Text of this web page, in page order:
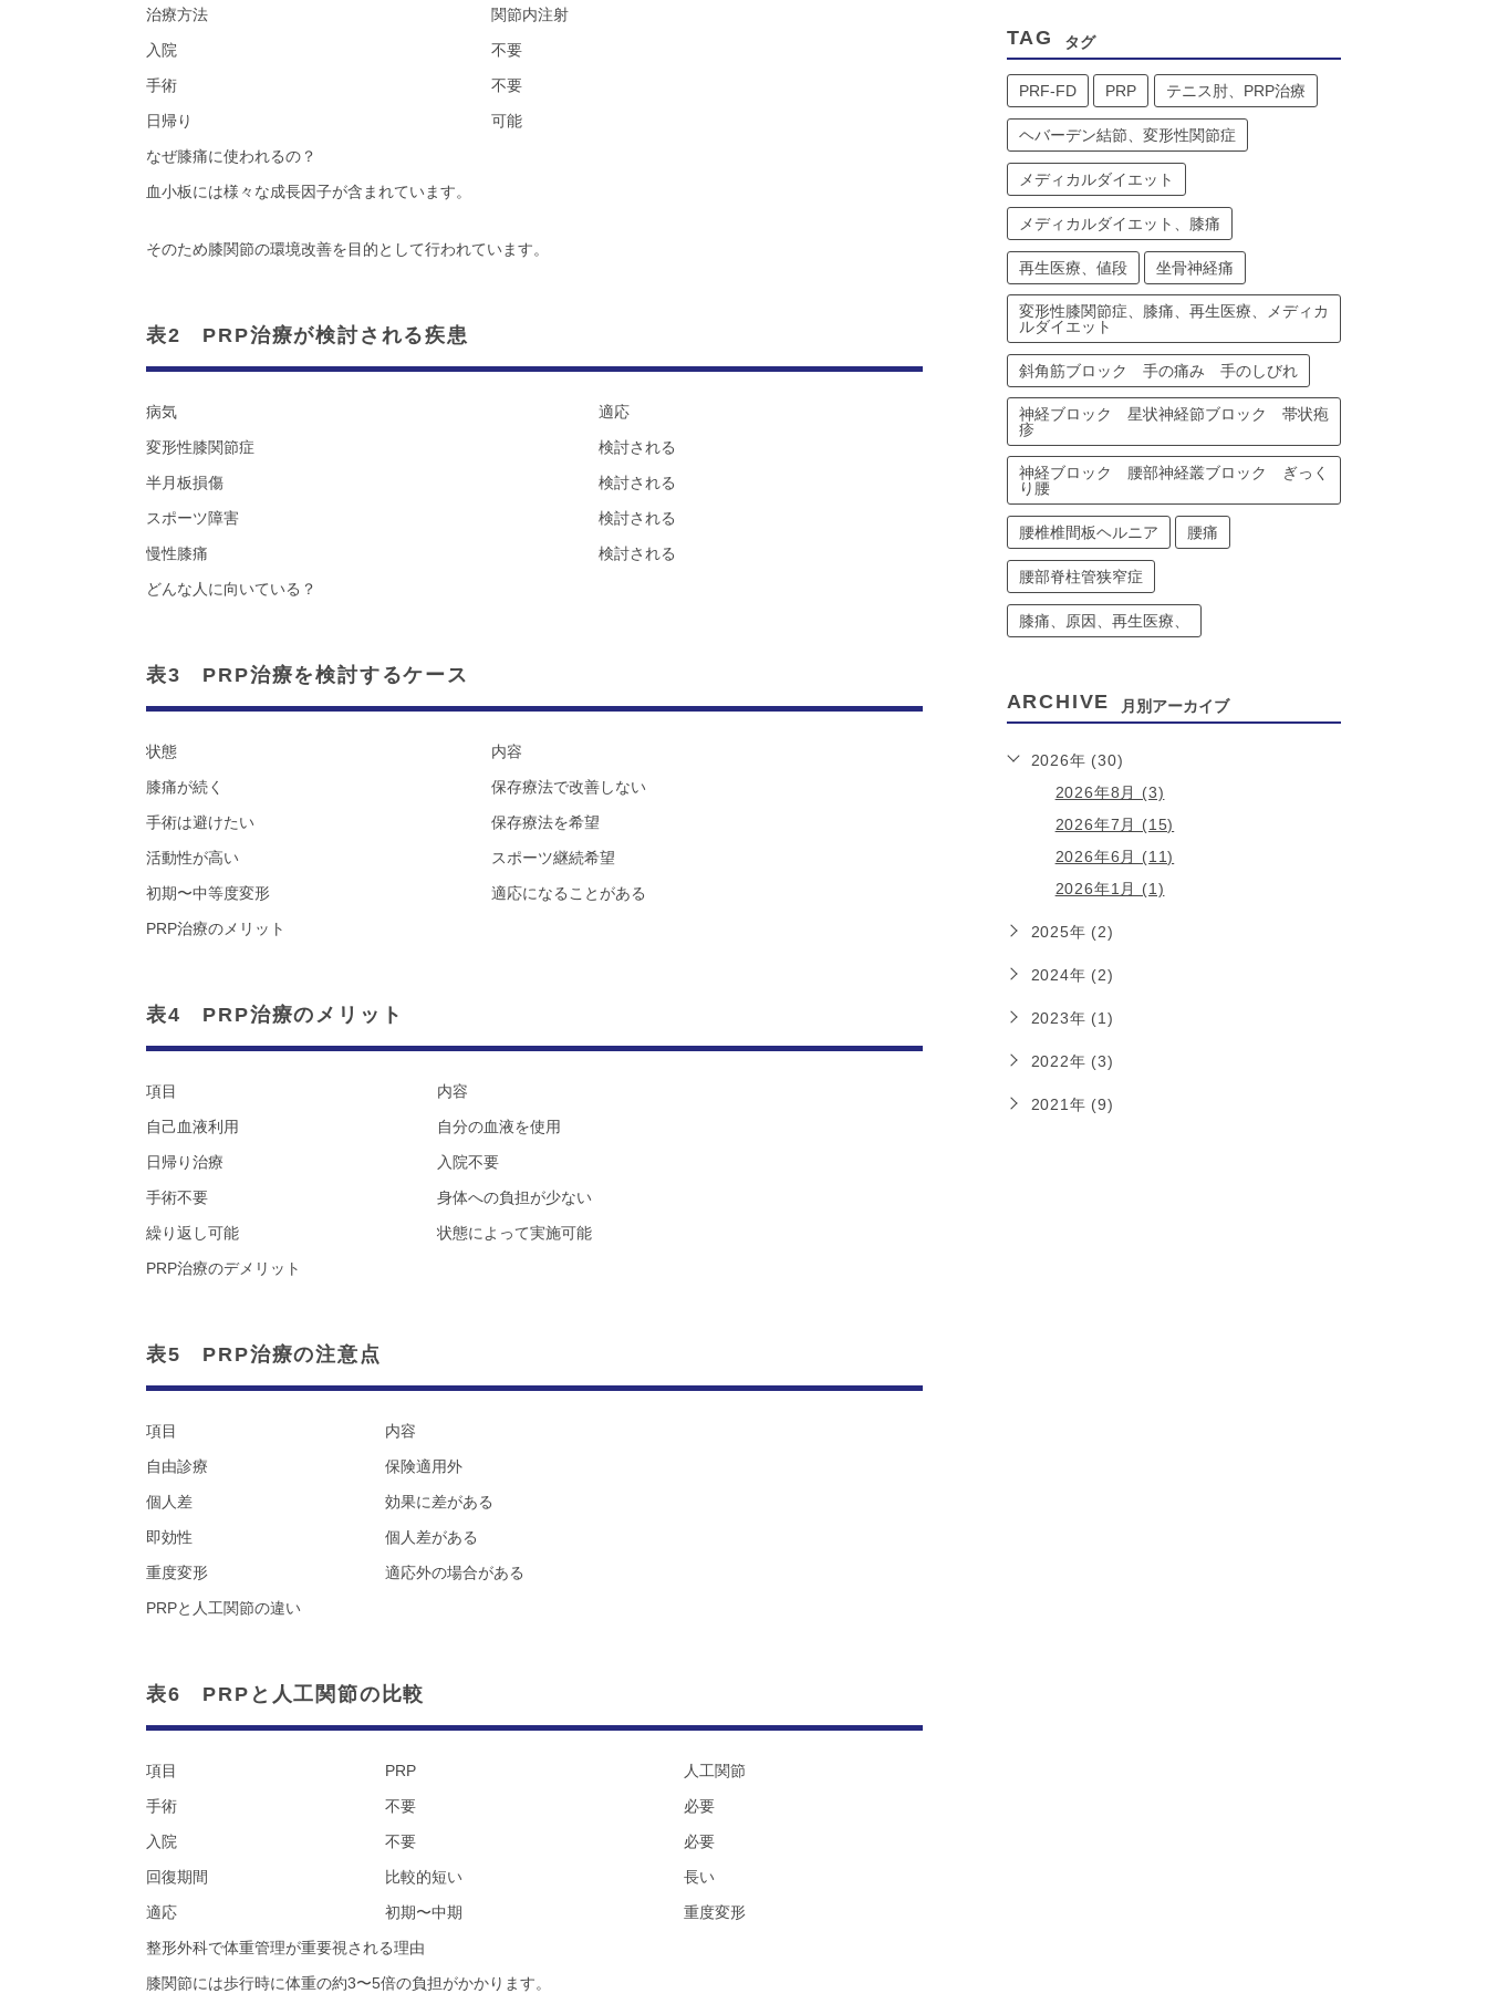
治療方法
関節内注射
入院
不要
手術
不要
日帰り
可能
なぜ膝痛に使われるの？
血小板には様々な成長因子が含まれています。
そのため膝関節の環境改善を目的として行われています。
表2 PRP治療が検討される疾患
病気
適応
変形性膝関節症
検討される
半月板損傷
検討される
スポーツ障害
検討される
慢性膝痛
検討される
どんな人に向いている？
表3 PRP治療を検討するケース
状態
内容
膝痛が続く
保存療法で改善しない
手術は避けたい
保存療法を希望
活動性が高い
スポーツ継続希望
初期〜中等度変形
適応になることがある
PRP治療のメリット
表4 PRP治療のメリット
項目
内容
自己血液利用
自分の血液を使用
日帰り治療
入院不要
手術不要
身体への負担が少ない
繰り返し可能
状態によって実施可能
PRP治療のデメリット
表5 PRP治療の注意点
項目
内容
自由診療
保険適用外
個人差
効果に差がある
即効性
個人差がある
重度変形
適応外の場合がある
PRPと人工関節の違い
表6 PRPと人工関節の比較
項目 PRP
人工関節
手術
不要
必要
入院
不要
必要
回復期間
比較的短い
長い
適応
初期〜中期
重度変形
整形外科で体重管理が重要視される理由
膝関節には歩行時に体重の約3〜5倍の負担がかかります。
TAG タグ
PRF-FD PRP テニス肘、PRP治療
ヘバーデン結節、変形性関節症
メディカルダイエット
メディカルダイエット、膝痛
再生医療、値段 坐骨神経痛
変形性膝関節症、膝痛、再生医療、メディカ
ルダイエット
斜角筋ブロック 手の痛み 手のしびれ
神経ブロック 星状神経節ブロック 帯状疱
疹
神経ブロック 腰部神経叢ブロック ぎっく
り腰
腰椎椎間板ヘルニア 腰痛
腰部脊柱管狭窄症
膝痛、原因、再生医療、
ARCHIVE 月別アーカイブ
2026年 (30)
2026年8月 (3)
2026年7月 (15)
2026年6月 (11)
2026年1月 (1)
2025年 (2)
2024年 (2)
2023年 (1)
2022年 (3)
2021年 (9)